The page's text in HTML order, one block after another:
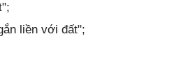
liền với đất";